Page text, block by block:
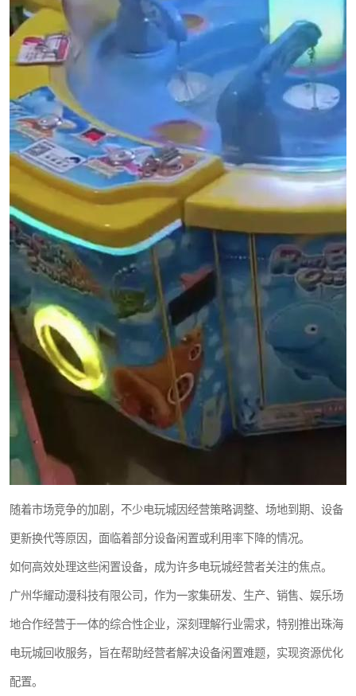
随着市场竞争的加剧，不少电玩城因经营策略调整、场地到期、设备
更新换代等原因，面临着部分设备闲置或利用率下降的情况。
如何高效处理这些闲置设备，成为许多电玩城经营者关注的焦点。
广州华耀动漫科技有限公司，作为一家集研发、生产、销售、娱乐场
地合作经营于一体的综合性企业，深刻理解行业需求，特别推出珠海
电玩城回收服务，旨在帮助经营者解决设备闲置难题，实现资源优化
配置。